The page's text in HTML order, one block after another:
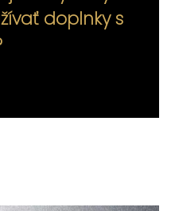
doplnky s